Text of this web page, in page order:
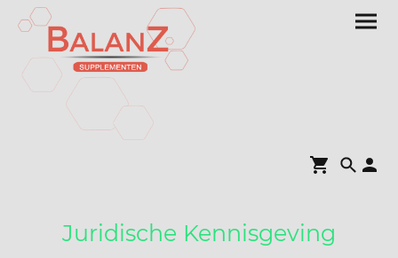
Juridische Kennisgeving